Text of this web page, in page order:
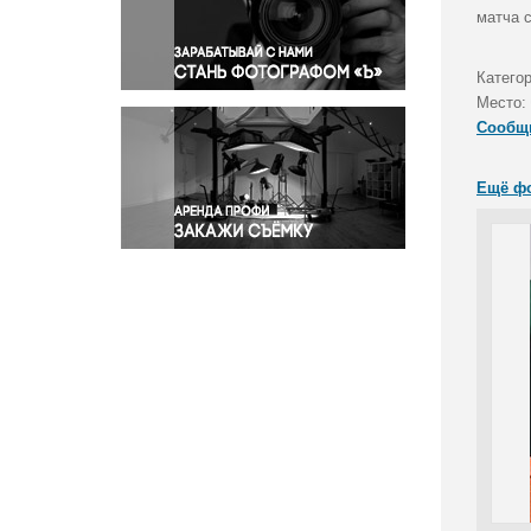
Правосудие
Происшествия и конфликты
Религия
Светская жизнь
Спорт
Экология
Экономика и бизнес
матча
Место:
Ещё